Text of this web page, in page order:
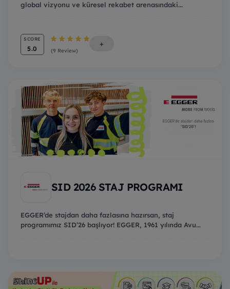
global vizyonu ve küresel rekabet arenasındaki...
SCORE
5.0 (9 Review)
+
SID 2026 STAJ PROGRAMI
EGGER’de stajdan daha fazlasına hazırsan, staj
programımız SID’26 başlıyor! EGGER, 1961 yılında Avu...